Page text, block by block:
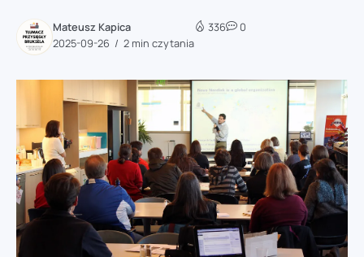
Mateusz Kapica
2025-09-26
2 min czytania
336 0